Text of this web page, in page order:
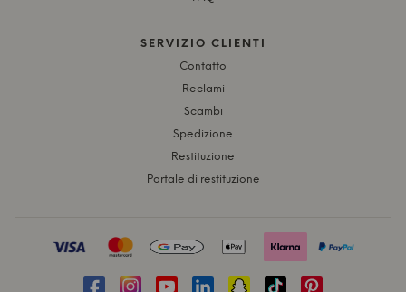
SERVIZIO CLIENTI
Contatto
Reclami
Scambi
Spedizione
Restituzione
Portale di restituzione